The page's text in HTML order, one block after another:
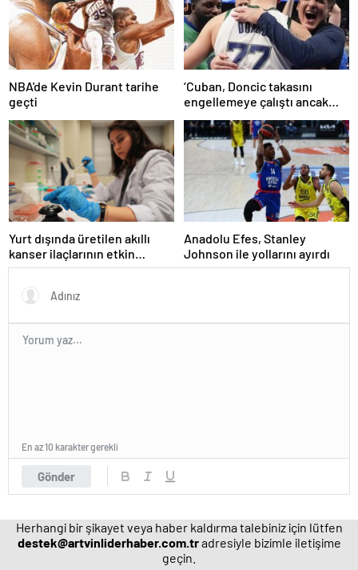
NBA'de Kevin Durant tarihe
geçti
‘Cuban, Doncic takasını
engellemeye çalıştı ancak
Haberleri
Yurt dışında üretilen akıllı
kanser ilaçlarının etkin
maddesi yerli imkanlarla
Anadolu Efes, Stanley
Johnson ile yollarını ayırdı
Gönder
En az 10 karakter gerekli
Herhangi bir şikayet veya haber kaldırma talebiniz için lütfen
destek@artvinliderhaber.com.tradresiyle bizimle iletişime
geçin.